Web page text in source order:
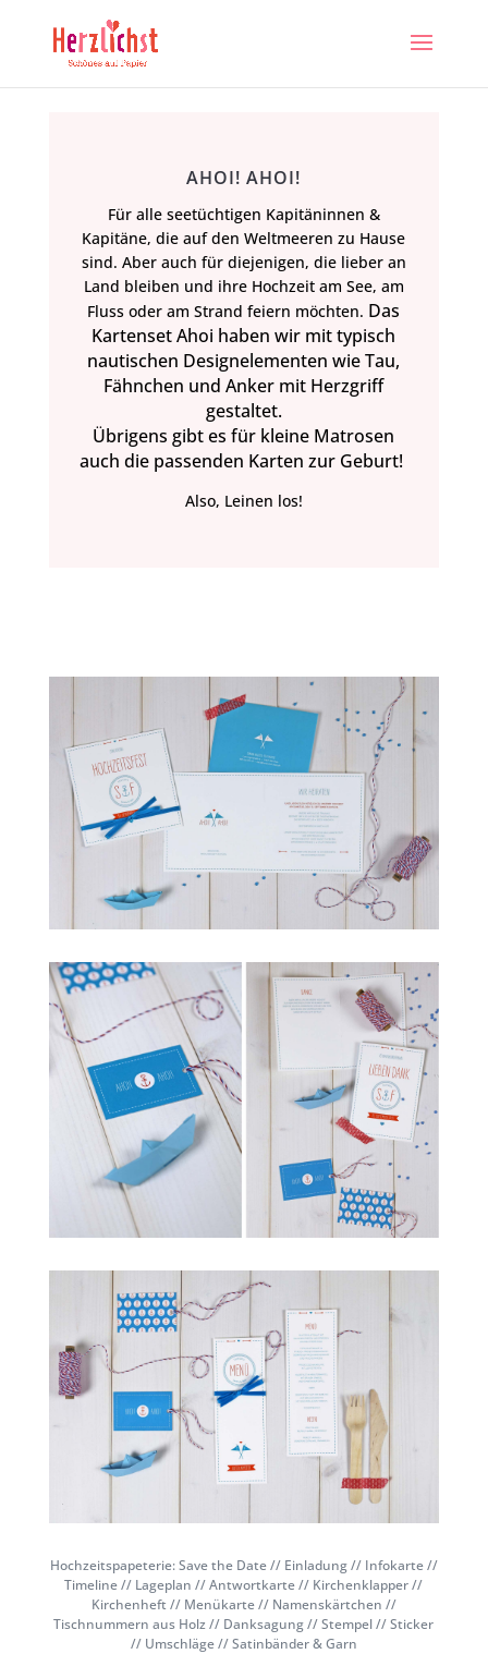
AHOI! AHOI!
Für alle seetüchtigen Kapitäninnen &
Kapitäne, die auf den Weltmeeren zu Hause
sind. Aber auch für diejenigen, die lieber an
Land bleiben und ihre Hochzeit am See, am
Fluss oder am Strand feiern möchten. Das
Kartenset Ahoi haben wir mit typisch
nautischen Designelementen wie Tau,
Fähnchen und Anker mit Herzgriff
gestaltet.
Übrigens gibt es für kleine Matrosen
auch die passenden Karten zur Geburt!
Also, Leinen los!
Hochzeitspapeterie: Save the Date // Einladung // Infokarte //
Timeline // Lageplan // Antwortkarte // Kirchenklapper //
Kirchenheft // Menükarte // Namenskärtchen //
Tischnummern aus Holz // Danksagung // Stempel // Sticker
// Umschläge // Satinbänder & Garn